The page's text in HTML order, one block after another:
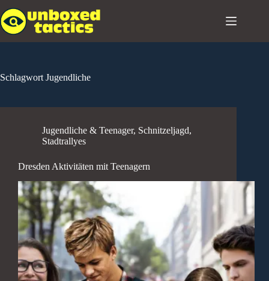
Inhalt
springen
Schlagwort Jugendliche
Jugendliche & Teenager, Schnitzeljagd,
Stadtrallyes
Dresden Aktivitäten mit Teenagern